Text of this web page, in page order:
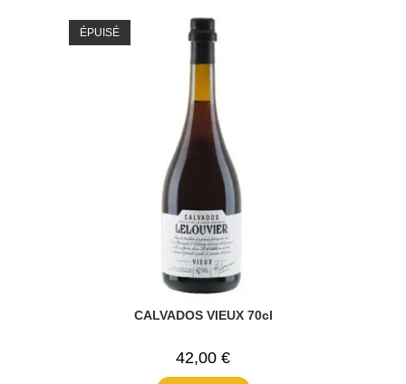
ÉPUISÉ
CALVADOS VIEUX 70cl
42,00 €